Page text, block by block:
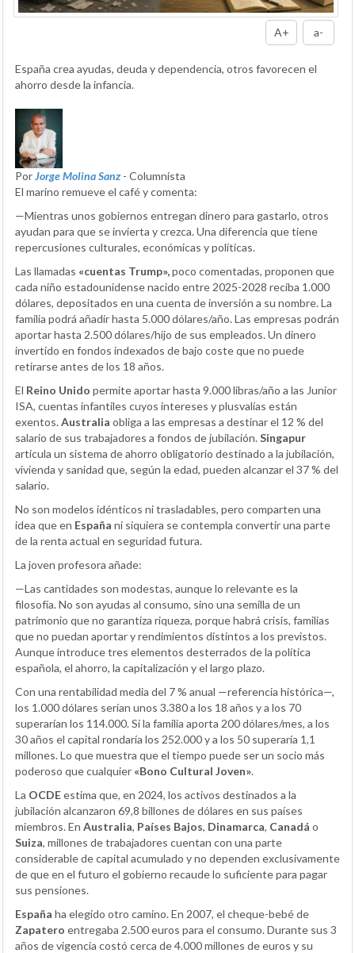
A+ a-
España crea ayudas, deuda y dependencia, otros favorecen el
ahorro desde la infancia.
PorJorge Molina Sanz - Columnista
El marino remueve el café y comenta:
—Mientras unos gobiernos entregan dinero para gastarlo, otros
ayudan para que se invierta y crezca. Una diferencia que tiene
repercusiones culturales, económicas y políticas.
Las llamadas «cuentas Trump»,poco comentadas, proponen que
cada niño estadounidense nacido entre 2025-2028 reciba 1.000
dólares, depositados en una cuenta de inversión a su nombre. La
familia podrá añadir hasta 5.000 dólares/año. Las empresas podrán
aportar hasta 2.500 dólares/hijo de sus empleados. Un dinero
invertido en fondos indexados de bajo coste que no puede
retirarse antes de los 18 años.
El Reino Unido permite aportar hasta 9.000 libras/año a las Junior
ISA, cuentas infantiles cuyos intereses y plusvalías están
exentos.Australia obliga a las empresas a destinar el 12 % del
salario de sus trabajadores a fondos de jubilación.Singapur
articula un sistema de ahorro obligatorio destinado a la jubilación,
vivienda y sanidad que, según la edad, pueden alcanzar el 37 % del
salario.
No son modelos idénticos ni trasladables, pero comparten una
idea que en España ni siquiera se contempla convertir una parte
de la renta actual en seguridad futura.
La joven profesora añade:
—Las cantidades son modestas, aunque lo relevante es la
filosofía. No son ayudas al consumo, sino una semilla de un
patrimonio que no garantiza riqueza, porque habrá crisis, familias
que no puedan aportar y rendimientos distintos a los previstos.
Aunque introduce tres elementos desterrados de la política
española, el ahorro, la capitalización y el largo plazo.
Con una rentabilidad media del 7 % anual —referencia histórica—,
los 1.000 dólares serían unos 3.380 a los 18 años y a los 70
superarían los 114.000. Si la familia aporta 200 dólares/mes, a los
30 años el capital rondaría los 252.000 y a los 50 superaría 1,1
millones. Lo que muestra que el tiempo puede ser un socio más
poderoso que cualquier «Bono Cultural Joven».
La OCDEestima que, en 2024, los activos destinados a la
jubilación alcanzaron 69,8 billones de dólares en sus países
miembros. En Australia, Países Bajos, Dinamarca, Canadá o
Suiza, millones de trabajadores cuentan con una parte
considerable de capital acumulado y no dependen exclusivamente
de que en el futuro el gobierno recaude lo suficiente para pagar
sus pensiones.
España ha elegido otro camino. En 2007, el cheque-bebé de
Zapatero entregaba 2.500 euros para el consumo. Durante sus 3
años de vigencia costó cerca de 4.000 millones de euros y su